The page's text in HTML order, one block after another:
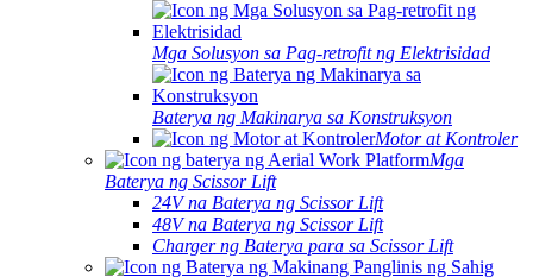
Mga Solusyon sa Pag-retrofit ng Elektrisidad
Baterya ng Makinarya sa Konstruksyon
Motor at Kontroler
Mga
Baterya ng Scissor Lift
24V na Baterya ng Scissor Lift
48V na Baterya ng Scissor Lift
Charger ng Baterya para sa Scissor Lift